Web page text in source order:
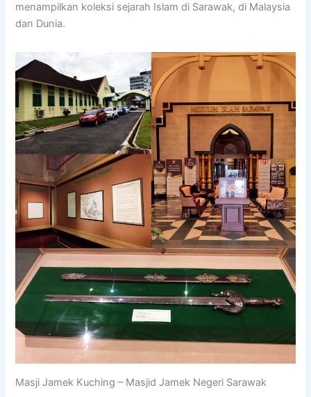
menampilkan koleksi sejarah Islam di Sarawak, di Malaysia
dan Dunia.
Masji Jamek Kuching – Masjid Jamek Negeri Sarawak